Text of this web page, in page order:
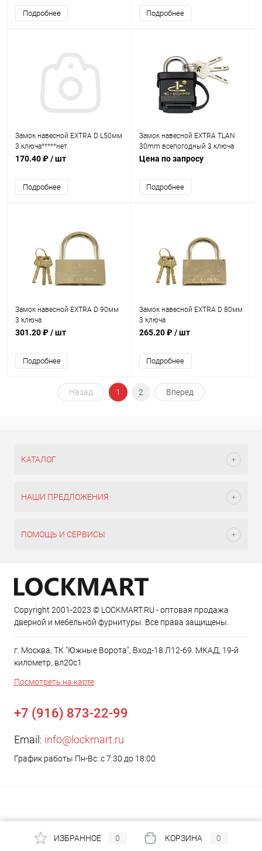
Подробнее Подробнее
Замок навесной EXTRA D L50мм
3 ключа*****нет
170.40 ₽/ шт
Подробнее
Замок навесной EXTRA TLAN
30mm всепогодный 3 ключа
Цена по запросу
Подробнее
Замок навесной EXTRA D 90мм
3 ключа
301.20 ₽/ шт
Подробнее
Замок навесной EXTRA D 80мм
3 ключа
265.20 ₽/ шт
Подробнее
Назад 1 2 Вперед
КАТАЛОГ
НАШИ ПРЕДЛОЖЕНИЯ
ПОМОЩЬ И СЕРВИСЫ
Copyright 2001-2023 © LOCKMART.RU - оптовая продажа
дверной и мебельной фурнитуры. Все права защищены.
г. Москва, ТК "Южные Ворота", Вход-18 Л12-69. МКАД, 19-й
километр, вл20с1
Посмотреть на карте
+7 (916) 873-22-99
Email: info@lockmart.ru
График работы Пн-Вс: с 7:30 до 18:00
ИЗБРАННОЕ 0 КОРЗИНА 0